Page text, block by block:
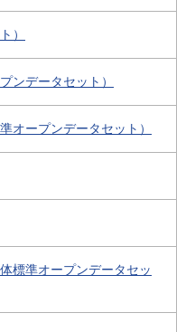
）
ンデータセット）
オープンデータセット）
標準オープンデータセッ